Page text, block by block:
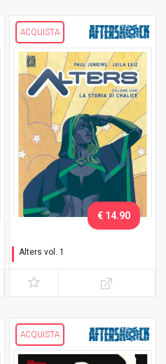
ACQUISTA
Alters vol. 1
€ 14.90
ACQUISTA